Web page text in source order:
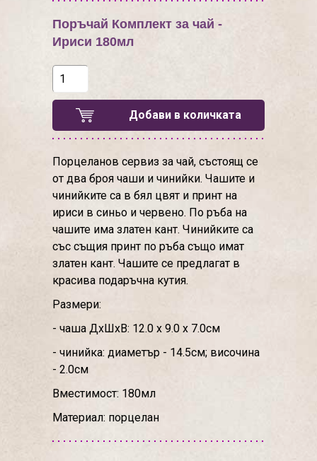
Поръчай Комплект за чай -
Ириси 180мл
Добави в количката
Порцеланов сервиз за чай, състоящ се
от два броя чаши и чинийки. Чашите и
чинийките са в бял цвят и принт на
ириси в синьо и червено. По ръба на
чашите има златен кант. Чинийките са
със същия принт по ръба също имат
златен кант. Чашите се предлагат в
красива подаръчна кутия.
Размери:
- чаша ДхШхВ: 12.0 х 9.0 х 7.0см
- чинийка: диаметър - 14.5см; височина
- 2.0см
Вместимост: 180мл
Материал: порцелан